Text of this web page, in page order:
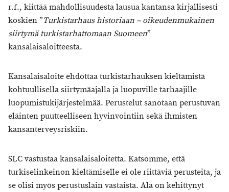
r.f., kiittää mahdollisuudesta lausua kantansa kirjallisesti
koskien ”Turkistarhaus historiaan – oikeudenmukainen
siirtymä turkistarhattomaan Suomeen”
kansalaisaloitteesta.
Kansalaisaloite ehdottaa turkistarhauksen kieltämistä
kohtuullisella siirtymäajalla ja luopuville tarhaajille
luopumistukijärjestelmää. Perustelut sanotaan perustuvan
eläinten puutteelliseen hyvinvointiin sekä ihmisten
kansanterveysriskiin.
SLC vastustaa kansalaisaloitetta. Katsomme, että
turkiselinkeinon kieltämiselle ei ole riittäviä perusteita, ja
se olisi myös perustuslain vastaista. Ala on kehittynyt